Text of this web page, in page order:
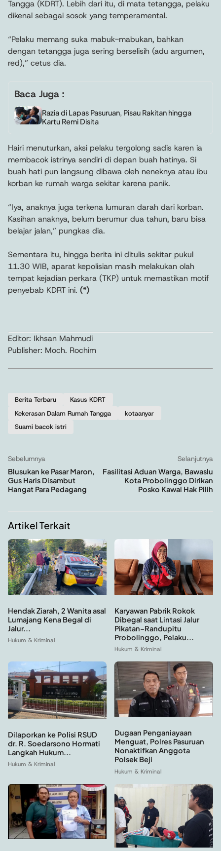
Tangga (KDRT). Lebih dari itu, di mata tetangga, pelaku
dikenal sebagai sosok yang temperamental.
“Pelaku memang suka mabuk-mabukan, bahkan
dengan tetangga juga sering berselisih (adu argumen,
red),” cetus dia.
Baca Juga :
Razia di Lapas Pasuruan, Pisau Rakitan hingga
Kartu Remi Disita
Hairi menuturkan, aksi pelaku tergolong sadis karen ia
membacok istrinya sendiri di depan buah hatinya. Si
buah hati pun langsung dibawa oleh neneknya atau ibu
korban ke rumah warga sekitar karena panik.
“Iya, anaknya juga terkena lumuran darah dari korban.
Kasihan anaknya, belum berumur dua tahun, baru bisa
belajar jalan,” pungkas dia.
Sementara itu, hingga berita ini ditulis sekitar pukul
11.30 WIB, aparat kepolisian masih melakukan olah
tempat kejadian perkara (TKP) untuk memastikan motif
penyebab KDRT ini. (*)
Editor: Ikhsan Mahmudi
Publisher: Moch. Rochim
Berita Terbaru
Kasus KDRT
Kekerasan Dalam Rumah Tangga
kotaanyar
Suami bacok istri
Sebelumnya
Blusukan ke Pasar Maron,
Gus Haris Disambut
Hangat Para Pedagang
Selanjutnya
Fasilitasi Aduan Warga, Bawaslu
Kota Probolinggo Dirikan
Posko Kawal Hak Pilih
Artikel Terkait
Hendak Ziarah, 2 Wanita asal
Lumajang Kena Begal di
Jalur...
Hukum & Kriminal
Karyawan Pabrik Rokok
Dibegal saat Lintasi Jalur
Pikatan–Randupitu
Probolinggo, Pelaku...
Hukum & Kriminal
Dilaporkan ke Polisi RSUD
dr. R. Soedarsono Hormati
Langkah Hukum...
Hukum & Kriminal
Dugaan Penganiayaan
Menguat, Polres Pasuruan
Nonaktifkan Anggota
Polsek Beji
Hukum & Kriminal